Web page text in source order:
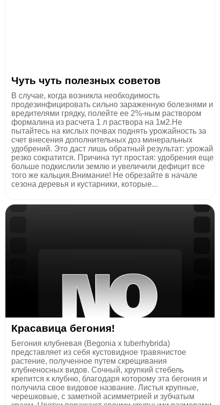
Чуть чуть полезных советов
В случае, когда возникла необходимость
продезинфицировать сильно зараженную болезнями и
вредителями грядку, полейте ее 2%-ным раствором
формалина из расчета 1 л раствора на 1м2.Не
пытайтесь на кислых почвах поднять урожайность за
счет внесения дополнительных доз минеральных
удобрений. Это даст лишь обратный результат: урожай
резко сократится. Причина тут простая: удобрения еще
больше подкислили землю и увеличили дефицит все
того же кальция.Внимание! Не обрезайте в начале
сезона деревья и кустарники, которые...
Красавица бегония!
Бегония клубневая (Begonia x tuberhybrida)
представляет из себя кустовидное травянистое
растение, полученное путем скрещивания
клубненосных видов. Сочный, хрупкий стебель
крепится к клубню, благодаря которому эта бегония и
получила свое видовое название. Листья крупные,
черешковые, с заметной асимметрией и зубчатым